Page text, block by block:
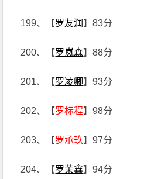
199、【罗友润 】83分
200、【罗岚森】88分
201、【罗凌卿】93分
202、【罗标程】98分
203、【罗承玖】97分
204、【罗茉鑫】94分